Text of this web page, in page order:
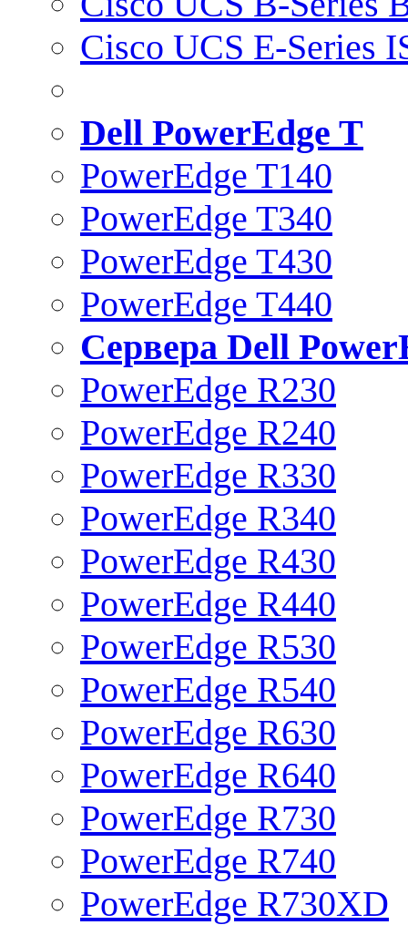
Cisco UCS E-Series
Dell PowerEdge T
PowerEdge T140
PowerEdge T340
PowerEdge T430
PowerEdge T440
Сервера Dell
PowerEdge R230
PowerEdge R240
PowerEdge R330
PowerEdge R340
PowerEdge R430
PowerEdge R440
PowerEdge R530
PowerEdge R540
PowerEdge R630
PowerEdge R640
PowerEdge R730
PowerEdge R740
PowerEdge R730XD